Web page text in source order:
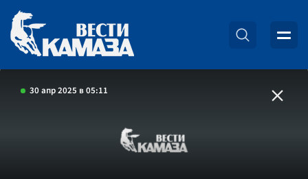
30 апр 2025 в 05:11